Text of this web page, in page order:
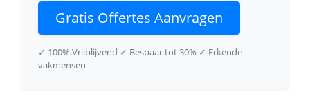
Gratis Offertes Aanvragen
✓ 100% Vrijblijvend ✓ Bespaar tot 30% ✓ Erkende
vakmensen